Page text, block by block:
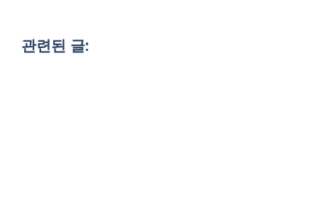
관련된 글: